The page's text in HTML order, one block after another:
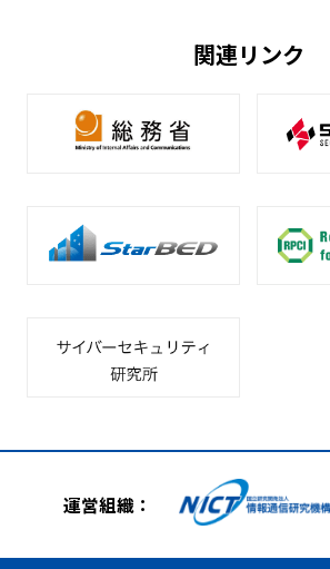
関連リンク
運営組織：